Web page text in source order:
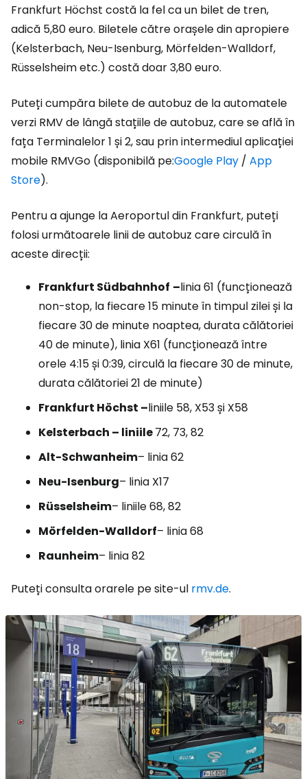
Frankfurt Höchst costă la fel ca un bilet de tren,
adică 5,80 euro. Biletele către orașele din apropiere
(Kelsterbach, Neu-Isenburg, Mörfelden-Walldorf,
Rüsselsheim etc.) costă doar 3,80 euro.
Puteți cumpăra bilete de autobuz de la automatele
verzi RMV de lângă stațiile de autobuz, care se află în
fața Terminalelor 1 și 2, sau prin intermediul aplicației
mobile RMVGo (disponibilă pe:Google Play / App
Store).
Pentru a ajunge la Aeroportul din Frankfurt, puteți
folosi următoarele linii de autobuz care circulă în
aceste direcții:
Frankfurt Südbahnhof –linia 61 (funcționează
non-stop, la fiecare 15 minute în timpul zilei și la
fiecare 30 de minute noaptea, durata călătoriei
40 de minute), linia X61 (funcționează între
orele 4:15 și 0:39, circulă la fiecare 30 de minute,
durata călătoriei 21 de minute)
Frankfurt Höchst –liniile 58, X53 și X58
Kelsterbach – liniile72, 73, 82
Alt-Schwanheim– linia 62
Neu-Isenburg– linia X17
Rüsselsheim– liniile 68, 82
Mörfelden-Walldorf– linia 68
Raunheim– linia 82
Puteți consulta orarele pe site-ul rmv.de.